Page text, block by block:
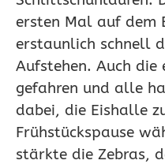
ersten Mal auf dem
erstaunlich schnell
Aufstehen. Auch die
gefahren und alle
dabei, die Eishalle
Frühstückspause
stärkte die Zebras,